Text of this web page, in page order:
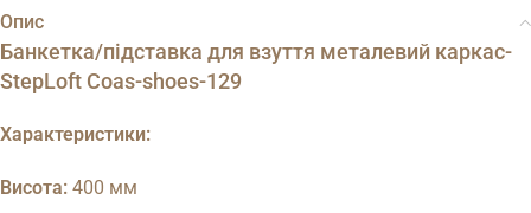
Опис
Банкетка/підставка для взуття металевий каркас-
StepLoft Coas-shoes-129
Характеристики:
Висота: 400 мм